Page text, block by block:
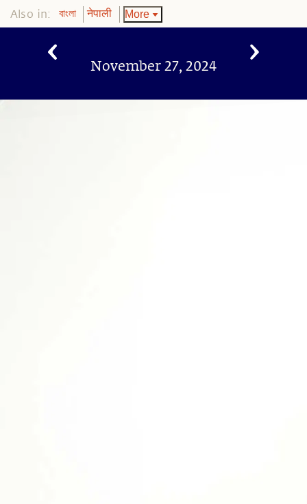
Also in: বাংলা नेपाली More
November 27, 2024